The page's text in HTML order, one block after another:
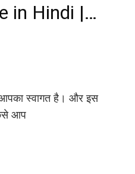
in Hindi |
Lagaye
स्वागत है। और इस
आप